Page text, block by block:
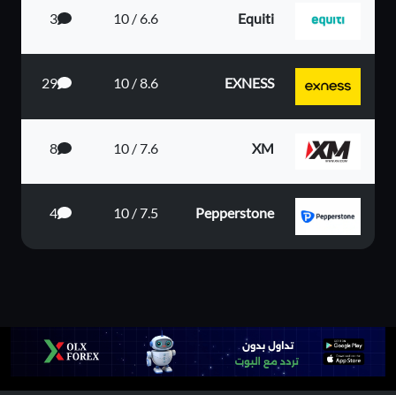
Equiti
6.6 / 10
3
EXNESS
8.6 / 10
29
XM
7.6 / 10
8
Pepperstone
7.5 / 10
4